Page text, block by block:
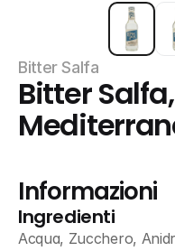
Bitter Salfa
Bitter
Informazioni
Ingredienti
Acqua, Zucchero,